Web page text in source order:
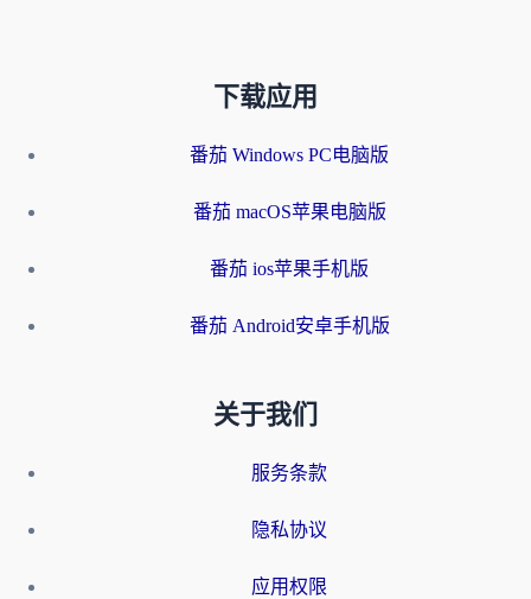
下载应用
番茄 Windows PC电脑版
番茄 macOS苹果电脑版
番茄 ios苹果手机版
番茄 Android安卓手机版
关于我们
服务条款
隐私协议
应用权限